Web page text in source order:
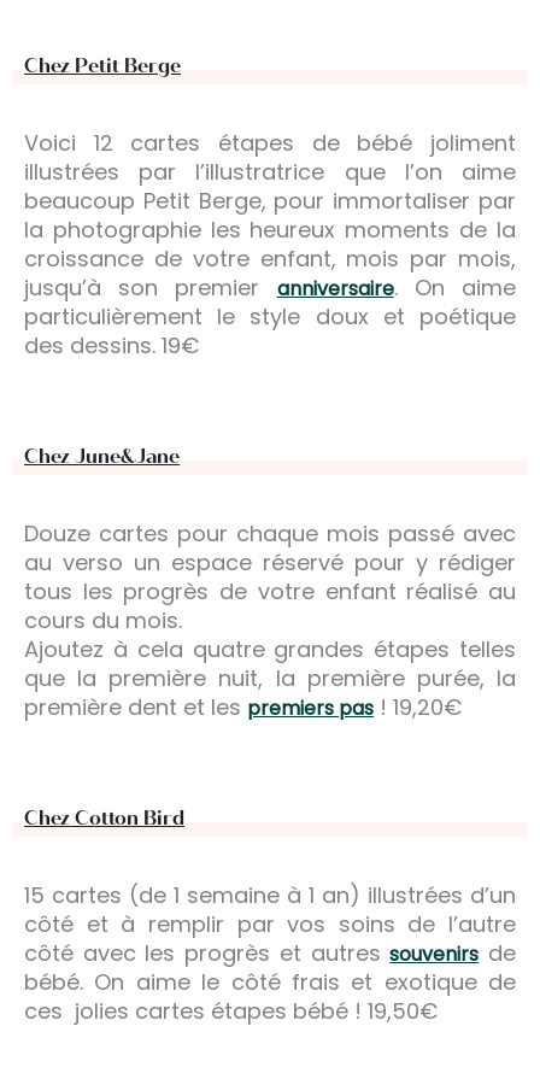
Chez Petit Berge
Voici 12 cartes étapes de bébé joliment
illustrées par l’illustratrice que l’on aime
beaucoup Petit Berge, pour immortaliser par
la photographie les heureux moments de la
croissance de votre enfant, mois par mois,
jusqu’à son premier anniversaire. On aime
particulièrement le style doux et poétique
des dessins. 19€
Chez June&Jane
Douze cartes pour chaque mois passé avec
au verso un espace réservé pour y rédiger
tous les progrès de votre enfant réalisé au
cours du mois.
Ajoutez à cela quatre grandes étapes telles
que la première nuit, la première purée, la
première dent et les premiers pas ! 19,20€
Chez Cotton Bird
15 cartes (de 1 semaine à 1 an) illustrées d’un
côté et à remplir par vos soins de l’autre
côté avec les progrès et autressouvenirs de
bébé. On aime le côté frais et exotique de
ces jolies cartes étapes bébé ! 19,50€